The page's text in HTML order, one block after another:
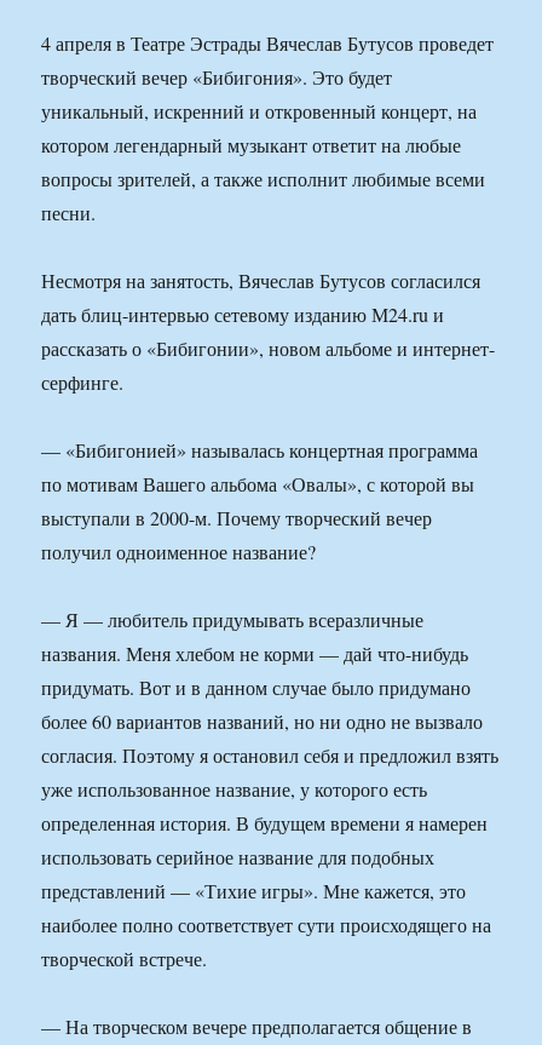
4 апреля в Театре Эстрады Вячеслав Бутусов проведет
творческий вечер «Бибигония». Это будет
уникальный, искренний и откровенный концерт, на
котором легендарный музыкант ответит на любые
вопросы зрителей, а также исполнит любимые всеми
песни.
Несмотря на занятость, Вячеслав Бутусов согласился
дать блиц-интервью сетевому изданию М24.ru и
рассказать о «Бибигонии», новом альбоме и интернет-
серфинге.
— «Бибигонией» называлась концертная программа
по мотивам Вашего альбома «Овалы», с которой вы
выступали в 2000-м. Почему творческий вечер
получил одноименное название?
— Я — любитель придумывать всеразличные
названия. Меня хлебом не корми — дай что-нибудь
придумать. Вот и в данном случае было придумано
более 60 вариантов названий, но ни одно не вызвало
согласия. Поэтому я остановил себя и предложил взять
уже использованное название, у которого есть
определенная история. В будущем времени я намерен
использовать серийное название для подобных
представлений — «Тихие игры». Мне кажется, это
наиболее полно соответствует сути происходящего на
творческой встрече.
— На творческом вечере предполагается общение в